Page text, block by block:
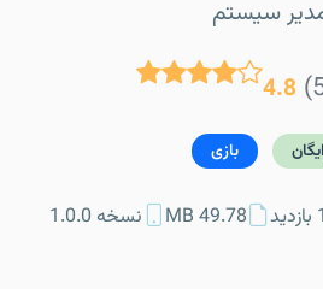
سیستم
4.8
بازی
49.78 MB نسخه 1.0.0